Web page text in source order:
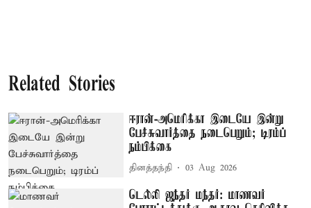
Related Stories
ஈரான்-அமெரிக்கா இடையே இன்று
பேச்சுவார்த்தை நடைபெறும்; டிரம்ப்
நம்பிக்கை
தினத்தந்தி 03 Aug 2026
டெல்லி ஜந்தர் மந்தர்: மாணவர்